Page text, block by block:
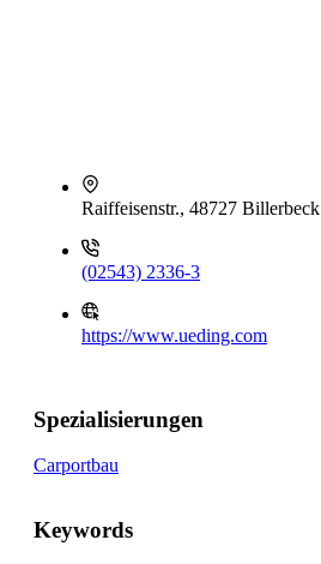
Raiffeisenstr., 48727 Billerbeck
(02543) 2336-3
https://www.ueding.com
Spezialisierungen
Carportbau
Keywords